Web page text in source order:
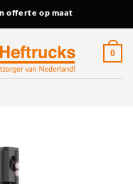
offerte op maat
0